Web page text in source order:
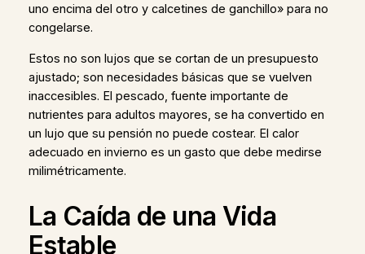
uno encima del otro y calcetines de ganchillo» para no
congelarse.
Estos no son lujos que se cortan de un presupuesto
ajustado; son necesidades básicas que se vuelven
inaccesibles. El pescado, fuente importante de
nutrientes para adultos mayores, se ha convertido en
un lujo que su pensión no puede costear. El calor
adecuado en invierno es un gasto que debe medirse
milimétricamente.
La Caída de una Vida
Estable